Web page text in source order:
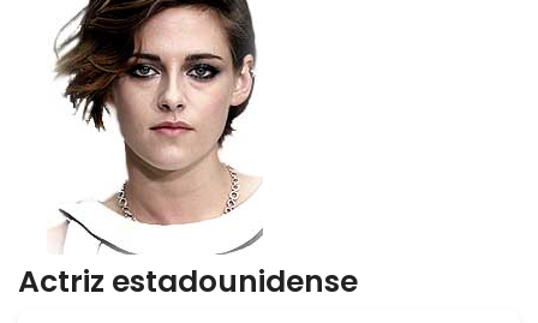
Actriz estadounidense